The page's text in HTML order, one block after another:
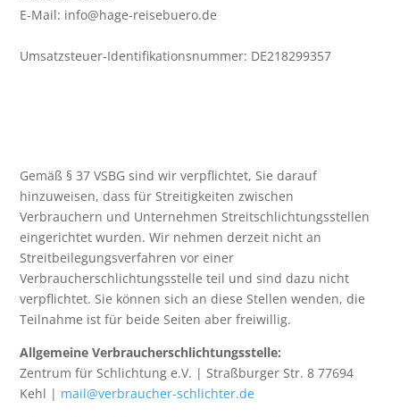
E-Mail: info@hage-reisebuero.de
Umsatzsteuer-Identifikationsnummer: DE218299357
Gemäß § 37 VSBG sind wir verpflichtet, Sie darauf
hinzuweisen, dass für Streitigkeiten zwischen
Verbrauchern und Unternehmen Streitschlichtungsstellen
eingerichtet wurden. Wir nehmen derzeit nicht an
Streitbeilegungsverfahren vor einer
Verbraucherschlichtungsstelle teil und sind dazu nicht
verpflichtet. Sie können sich an diese Stellen wenden, die
Teilnahme ist für beide Seiten aber freiwillig.
Allgemeine Verbraucherschlichtungsstelle:
Zentrum für Schlichtung e.V. | Straßburger Str. 8 77694
Kehl | mail@verbraucher-schlichter.de